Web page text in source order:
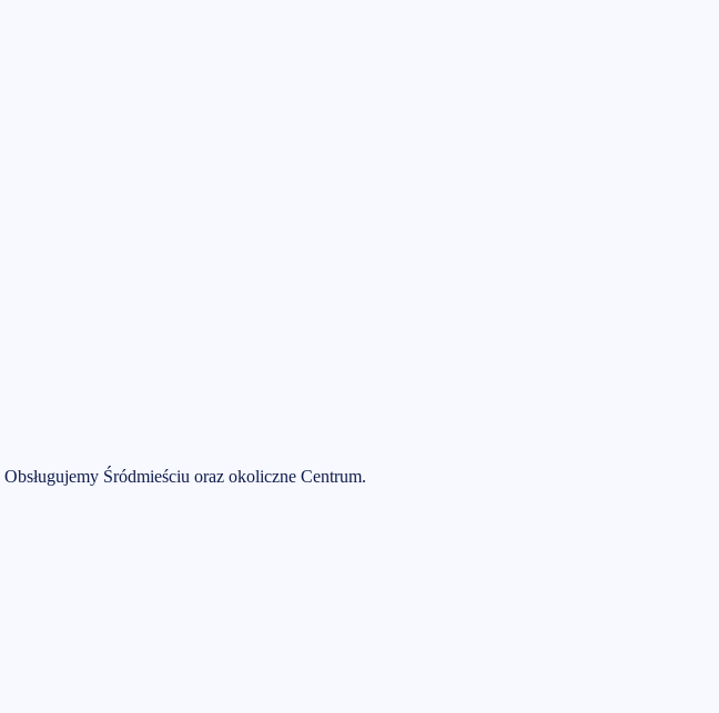
Obsługujemy Śródmieściu oraz okoliczne Centrum.